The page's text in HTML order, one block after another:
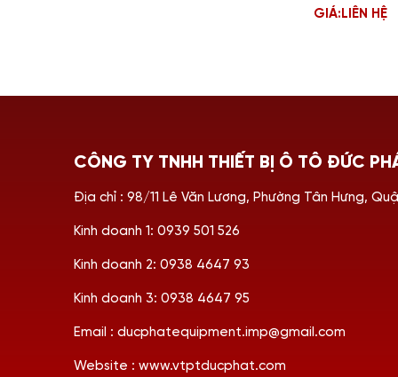
GIÁ:LIÊN HỆ
CÔNG TY TNHH THIẾT BỊ Ô TÔ ĐỨC
Địa chỉ : 98/11 Lê Văn Lương, Phường Tân Hưng,
Kinh doanh 1: 0939 501 526
Kinh doanh 2: 0938 4647 93
Kinh doanh 3: 0938 4647 95
Email : ducphatequipment.imp@gmail.com
Website : www.vtptducphat.com